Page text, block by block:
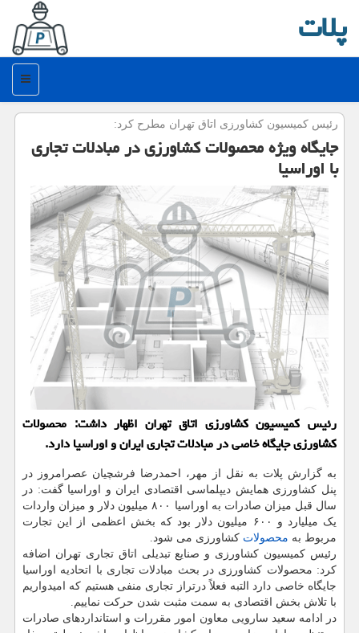
پلات
منو
رئیس كمیسیون كشاورزی اتاق تهران مطرح كرد:
جایگاه ویژه محصولات كشاورزی در مبادلات تجاری
با اوراسیا
رئیس کمیسیون کشاورزی اتاق تهران اظهار داشت: محصولات
کشاورزی جایگاه خاصی در مبادلات تجاری ایران و اوراسیا دارد.
به گزارش پلات به نقل از مهر، احمدرضا فرشچیان عصرامروز در
پنل کشاورزی همایش دیپلماسی اقتصادی ایران و اوراسیا گفت: در
سال قبل میزان صادرات به اوراسیا ۸۰۰ میلیون دلار و میزان واردات
یک میلیارد و ۶۰۰ میلیون دلار بود که بخش اعظمی از این تجارت
مربوط به محصولات کشاورزی می شود.
رئیس کمیسیون کشاورزی و صنایع تبدیلی اتاق تجاری تهران اضافه
کرد: محصولات کشاورزی در بحث مبادلات تجاری با اتحادیه اوراسیا
جایگاه خاصی دارد التبه فعلاً درتراز تجاری منفی هستیم که امیدواریم
با تلاش بخش اقتصادی به سمت مثبت شدن حرکت نماییم.
در ادامه سعید سارویی معاون امور مقررات و استانداردهای صادرات